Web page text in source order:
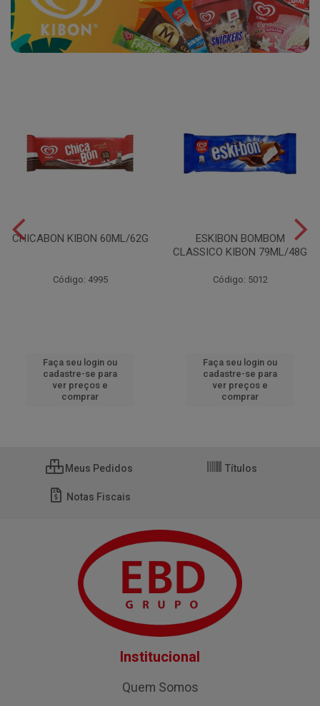
CHICABON KIBON 60ML/62G
Código: 4995
Faça seu login ou
cadastre-se para
ver preços e
comprar
ESKIBON BOMBOM
CLASSICO KIBON 79ML/48G
Código: 5012
Faça seu login ou
cadastre-se para
ver preços e
comprar
Meus Pedidos Títulos
Notas Fiscais
Institucional
Quem Somos